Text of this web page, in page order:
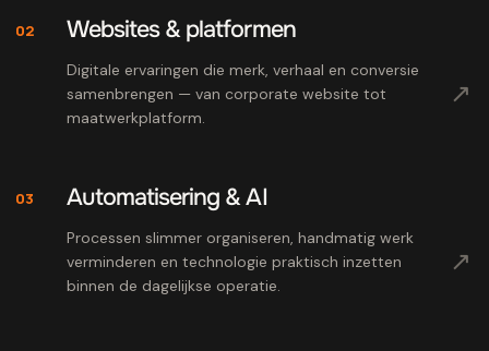
02 Websites & platformen
Digitale ervaringen die merk, verhaal en conversie
samenbrengen — van corporate website tot
maatwerkplatform.
↗
03 Automatisering & AI
Processen slimmer organiseren, handmatig werk
verminderen en technologie praktisch inzetten
binnen de dagelijkse operatie.
↗